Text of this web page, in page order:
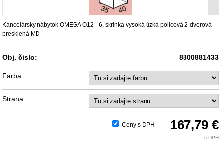
Kancelársky nábytok OMEGA O12 - 6, skrinka vysoká úzka policová 2-dverová
presklená MD
Obj. čislo: 8800881433
Farba:
Strana:
Ceny s DPH 167,79 €
s DPH